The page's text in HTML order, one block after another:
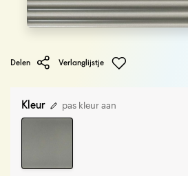
Delen Verlanglijstje
Kleur pas kleur aan